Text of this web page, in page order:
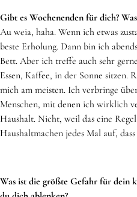
Gibt es Wochenenden für dich?
Au weia, haha. Wenn ich etwas
beste Erholung. Dann bin ich
Bett. Aber ich treffe auch sehr
Essen, Kaffee, in der Sonne sitzen.
mich am meisten. Ich verbringe
Menschen, mit denen ich wirklich
Haushalt. Nicht, weil das eine
Haushaltmachen jedes Mal auf,
Was ist die größte Gefahr für dein